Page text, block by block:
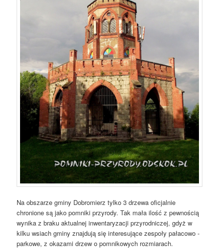
Na obszarze gminy Dobromierz tylko 3 drzewa oficjalnie
chronione są jako pomniki przyrody. Tak mała ilość z pewnością
wynika z braku aktualnej inwentaryzacji przyrodniczej, gdyż w
kilku wsiach gminy znajdują się interesujące zespoły pałacowo -
parkowe, z okazami drzew o pomnikowych rozmiarach.